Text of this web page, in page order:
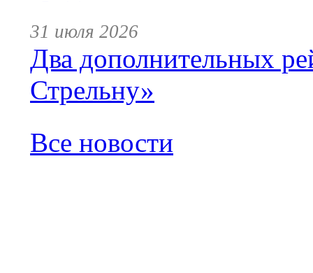
31 июля 2026
Два дополнительных
Стрельну»
Все новости